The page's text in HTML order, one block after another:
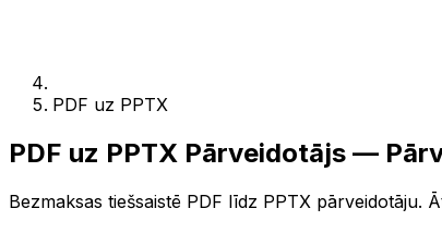
PDF uz PPTX
PDF uz PPTX Pārveidotājs —
Bezmaksas tiešsaistē PDF līdz PPTX pārveidotāju.